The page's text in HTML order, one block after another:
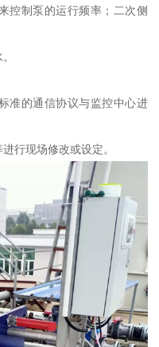
控制泵的运行频率；二次侧
准的通信协议与监控中心进
行现场修改或设定。